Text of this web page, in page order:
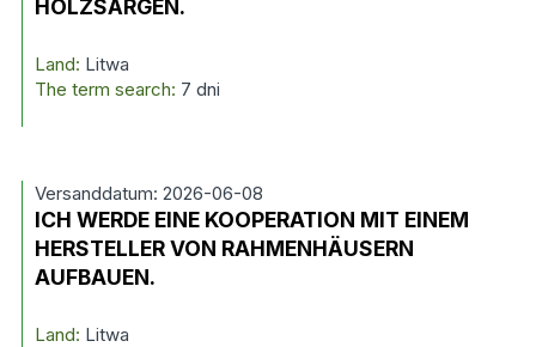
HOLZSÄRGEN.
Land: Litwa
The term search: 7 dni
Versanddatum: 2026-06-08
ICH WERDE EINE KOOPERATION MIT EINEM
HERSTELLER VON RAHMENHÄUSERN
AUFBAUEN.
Land: Litwa